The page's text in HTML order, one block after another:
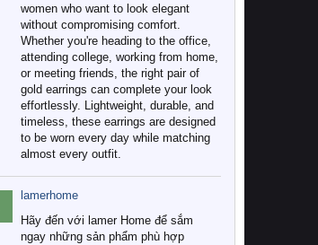
women who want to look elegant
without compromising comfort.
Whether you're heading to the office,
attending college, working from home,
or meeting friends, the right pair of
gold earrings can complete your look
effortlessly. Lightweight, durable, and
timeless, these earrings are designed
to be worn every day while matching
almost every outfit.
lamerhome
Hãy đến với lamer Home để sắm
ngay những sản phẩm phù hợp